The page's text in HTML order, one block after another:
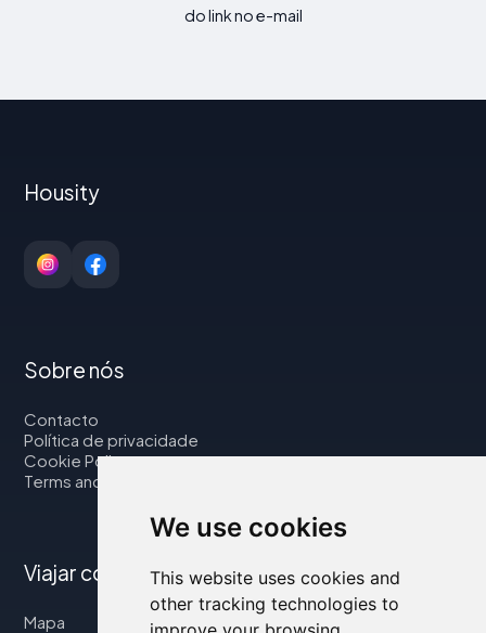
We use cookies
This website uses cookies and
other tracking technologies to
do link no e-mail
Housity
Sobre nós
Contacto
Política de privacidade
Cookie Policy
Terms and Conditions
Viajar connosco
Mapa